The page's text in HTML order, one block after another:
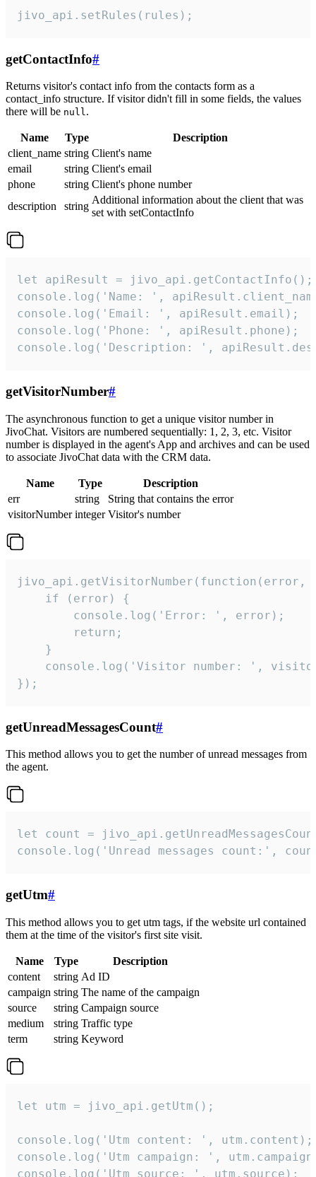
jivo_api.setRules(rules);
getContactInfo#
Returns visitor's contact info from the contacts form as a
contact_info structure. If visitor didn't fill in some fields, the values
there will be null.
Name Type
Description
client_name string Client's name
email
string Client's email
phone
string Client's phone number
description
string
Additional information about the client that was
set with setContactInfo
let apiResult = jivo_api.getContactInfo();
console.log('Name: ',
console.log('Email: ', apiResult.email);
console.log('Phone: ', apiResult.phone);
console.log('Description: ',
getVisitorNumber#
The asynchronous function to get a unique visitor number in
JivoChat. Visitors are numbered sequentially: 1, 2, 3, etc. Visitor
number is displayed in the agent's App and archives and can be used
to associate JivoChat data with the CRM data.
Name Type
Description
err
string
String that contains the error
visitorNumber integer Visitor's number
jivo_api.getVisitorNumber(function(error,
    if (error) {
        console.log('Error: ', error);
        return;
    }
console.log('Visitor number: ',
});
getUnreadMessagesCount#
This method allows you to get the number of unread messages from
the agent.
let count =
console.log('Unread messages count:',
getUtm#
This method allows you to get utm tags, if the website url contained
them at the time of the visitor's first site visit.
Name Type
Description
content
string Ad ID
campaign string The name of the campaign
source
string Campaign source
medium
string Traffic type
term
string Keyword
let utm = jivo_api.getUtm();
console.log('Utm content: ', utm.content);
console.log('Utm campaign: ',
console.log('Utm source: ', utm.source);